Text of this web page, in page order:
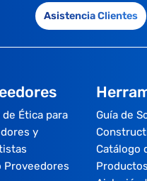
Asistencia Clientes
de Ética para
y
Proveedores
Guía de
Catálogo
Productos